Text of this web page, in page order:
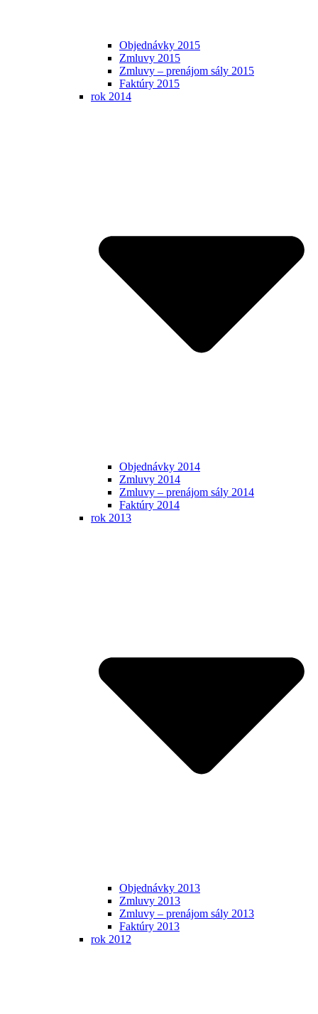
Objednávky 2015
Zmluvy 2015
Zmluvy – prenájom sály 2015
Faktúry 2015
rok 2014
Objednávky 2014
Zmluvy 2014
Zmluvy – prenájom sály 2014
Faktúry 2014
rok 2013
Objednávky 2013
Zmluvy 2013
Zmluvy – prenájom sály 2013
Faktúry 2013
rok 2012